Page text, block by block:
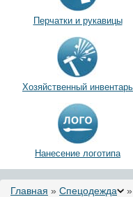
Перчатки и рукавицы
Хозяйственный инвентарь
Нанесение логотипа
Вы здесь
Главная » Спецодежда »